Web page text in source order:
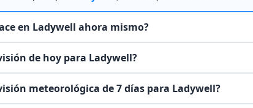
en Ladywell ahora mismo?
de hoy para Ladywell?
meteorológica de 7 días para Ladywell?